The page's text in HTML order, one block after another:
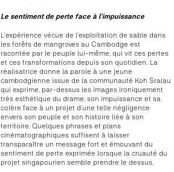
Le sentiment de perte face à l’impuissance
L’expérience vécue de l’exploitation de sable dans
les forêts de mangroves au Cambodge est
racontée par le peuple lui-même, qui vit ces pertes
et ces transformations depuis son quotidien. La
réalisatrice donne la parole à une jeune
cambodgienne issue de la communauté Koh Sralau
qui exprime, par-dessus les images ironiquement
très esthétique du drame, son impuissance et sa
colère face à un projet d’une telle négligence
envers son peuple et son histoire liée à son
territoire. Quelques phrases et plans
cinématographiques suffisent à laisser
transparaître un message fort et émouvant du
sentiment de perte exprimée lorsque la cruauté du
projet singapourien semble prendre le dessus.